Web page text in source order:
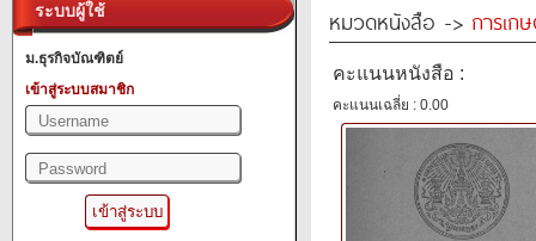
ระบบผู้ใช้
ม.ธุรกิจบัณฑิตย์
เข้าสู่ระบบสมาชิก
หมวดหนังสือ -> การเก
คะแนนหนังสือ :
คะแนนเฉลี่ย : 0.00